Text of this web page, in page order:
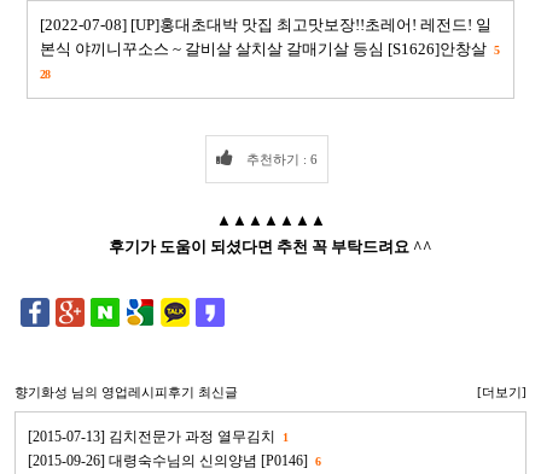
[2022-07-08] [UP]홍대초대박 맛집 최고맛보장!!초레어! 레전드! 일
본식 야끼니꾸소스 ~ 갈비살 살치살 갈매기살 등심 [S1626]안창살 5
28
추천하기 : 6
▲▲▲▲▲▲▲
후기가 도움이 되셨다면 추천 꼭 부탁드려요 ^^
향기화성 님의 영업레시피후기 최신글 [더보기]
[2015-07-13] 김치전문가 과정 열무김치 1
[2015-09-26] 대령숙수님의 신의양념 [P0146] 6